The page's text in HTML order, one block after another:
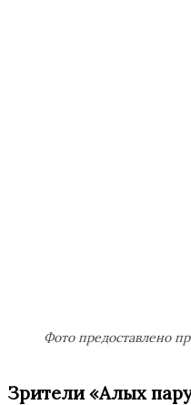
Фото предоставлено
Зрители «Алых